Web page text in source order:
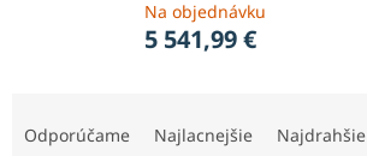
Na objednávku
5 541,99 €
Odporúčame Najlacnejšie Najdrahšie